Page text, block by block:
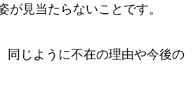
見当たらないことです。
同じように不在の理由や今後の